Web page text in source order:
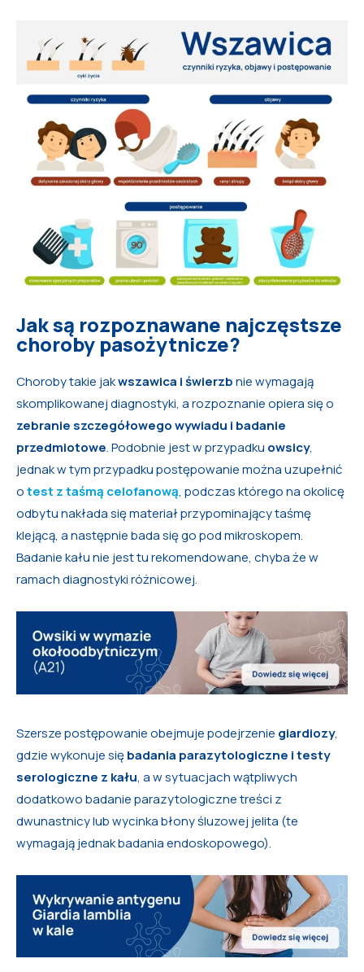
Jak są rozpoznawane najczęstsze
choroby pasożytnicze?
Choroby takie jakwszawica i świerzbnie wymagają
skomplikowanej diagnostyki, a rozpoznanie opiera się o
zebranie szczegółowego wywiadu i badanie
przedmiotowe. Podobnie jest w przypadku owsicy,
jednak w tym przypadku postępowanie można uzupełnić
otest z taśmą celofanową, podczas którego na okolicę
odbytu nakłada się materiał przypominający taśmę
klejącą, a następnie bada się go pod mikroskopem.
Badanie kału nie jest tu rekomendowane, chyba że w
ramach diagnostyki różnicowej.
Szersze postępowanie obejmuje podejrzenie giardiozy,
gdzie wykonuje siębadania parazytologiczne i testy
serologiczne z kału, a w sytuacjach wątpliwych
dodatkowo badanie parazytologiczne treści z
dwunastnicy lub wycinka błony śluzowej jelita (te
wymagają jednak badania endoskopowego).